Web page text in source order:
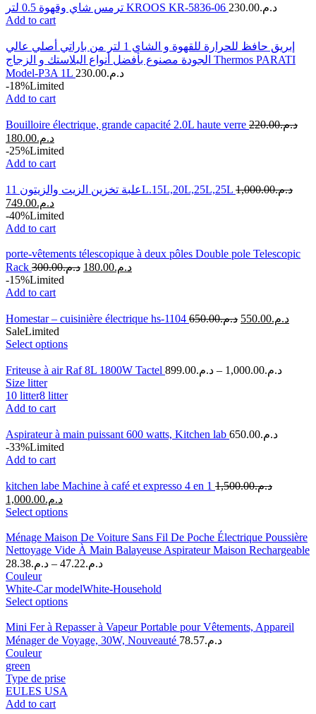
ترمس شاي وقهوة 0.5 لتر KROOS KR-5836-06 د.م.230.00
Add to cart
إبريق حافظ للحرارة للقهوة و الشاي 1 لتر من باراتي أصلي عالي
الجودة مصنوع بأفضل أنواع البلاستك و الزجاج Thermos PARATI
Model-P3A 1L
د.م.230.00
-18%Limited
Add to cart
Bouilloire électrique, grande capacité 2.0L haute verre د.م.220.00
د.م.180.00
-25%Limited
Add to cart
علبة تخزين الزيت والزيتون 11L.15L,20L,25L,25L د.م.1,000.00
د.م.749.00
-40%Limited
Add to cart
porte-vêtements télescopique à deux pôles Double pole Telescopic
Rack
د.م.300.00 د.م.180.00
-15%Limited
Add to cart
Homestar – cuisinière électrique hs-1104 د.م.650.00 د.م.550.00
SaleLimited
Select options
Friteuse à air Raf 8L 1800W Tactel د.م.899.00 – د.م.1,000.00
Size litter
10 litter8 litter
Add to cart
Aspirateur à main puissant 600 watts, Kitchen lab د.م.650.00
-33%Limited
Add to cart
kitchen labe Machine à café et expresso 4 en 1 د.م.1,500.00
د.م.1,000.00
Select options
Ménage Maison De Voiture Sans Fil De Poche Électrique Poussière
Nettoyage Vide À Main Balayeuse Aspirateur Maison Rechargeable
د.م.28.38 – د.م.47.22
Couleur
White-Car modelWhite-Household
Select options
Mini Fer à Repasser à Vapeur Portable pour Vêtements, Appareil
Ménager de Voyage, 30W, Nouveauté
د.م.78.57
Couleur
green
Type de prise
EULES USA
Add to cart